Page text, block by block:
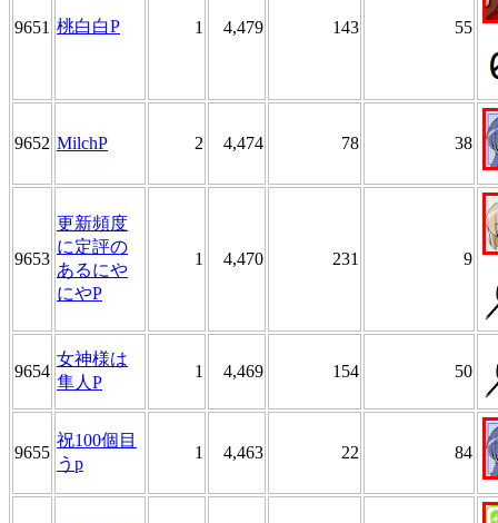
9651 桃白白P 1 4,479 143 55
9652 MilchP 2 4,474 78 38
9653
更新頻度
に定評の
あるにや
にやP
1 4,470 231 9
9654
女神様は
隼人P
1 4,469 154 50
9655
祝100個目
うp
1 4,463 22 84